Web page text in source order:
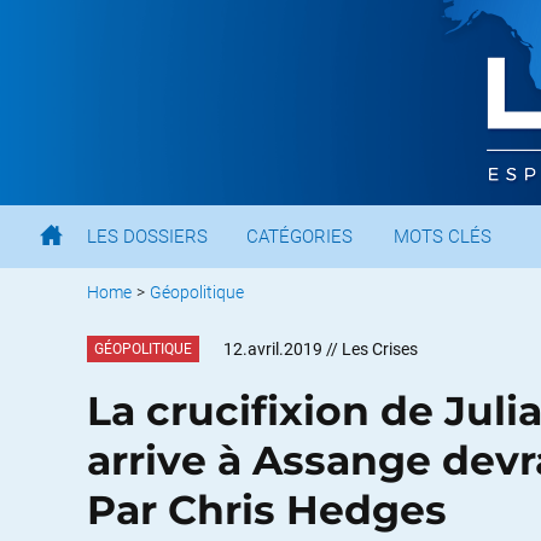
LES DOSSIERS CATÉGORIES MOTS CLÉS
Home > Géopolitique
GÉOPOLITIQUE 12.avril.2019 // Les Crises
La crucifixion de
arrive à Assange
Par Chris Hedges